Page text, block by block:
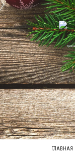
ГЛАВНАЯ